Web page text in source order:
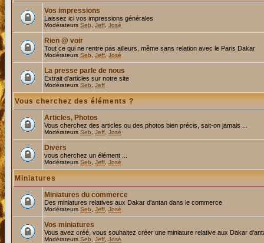
Vos impressions
Laissez ici vos impressions générales
Modérateurs Seb Jeff José
Rien @ voir
Tout ce qui ne rentre pas ailleurs, même sans relation avec le Paris Dakar
Modérateurs Seb Jeff José
La presse parle de nous
Extrait d'articles sur notre site
Modérateurs Seb Jeff
Vous cherchez des éléments ?
Articles, Photos
Vous cherchez des articles ou des photos bien précis, sait-on jamais ...
Modérateurs Seb Jeff José
Divers
vous cherchez un élément ...
Modérateurs Seb Jeff José
Miniatures
Miniatures du commerce
Des miniatures relatives aux Dakar d'antan dans le commerce
Modérateurs Seb Jeff José
Vos miniatures
Vous avez créé, vous souhaitez créer une miniature relative aux Dakar
Modérateurs Seb Jeff José